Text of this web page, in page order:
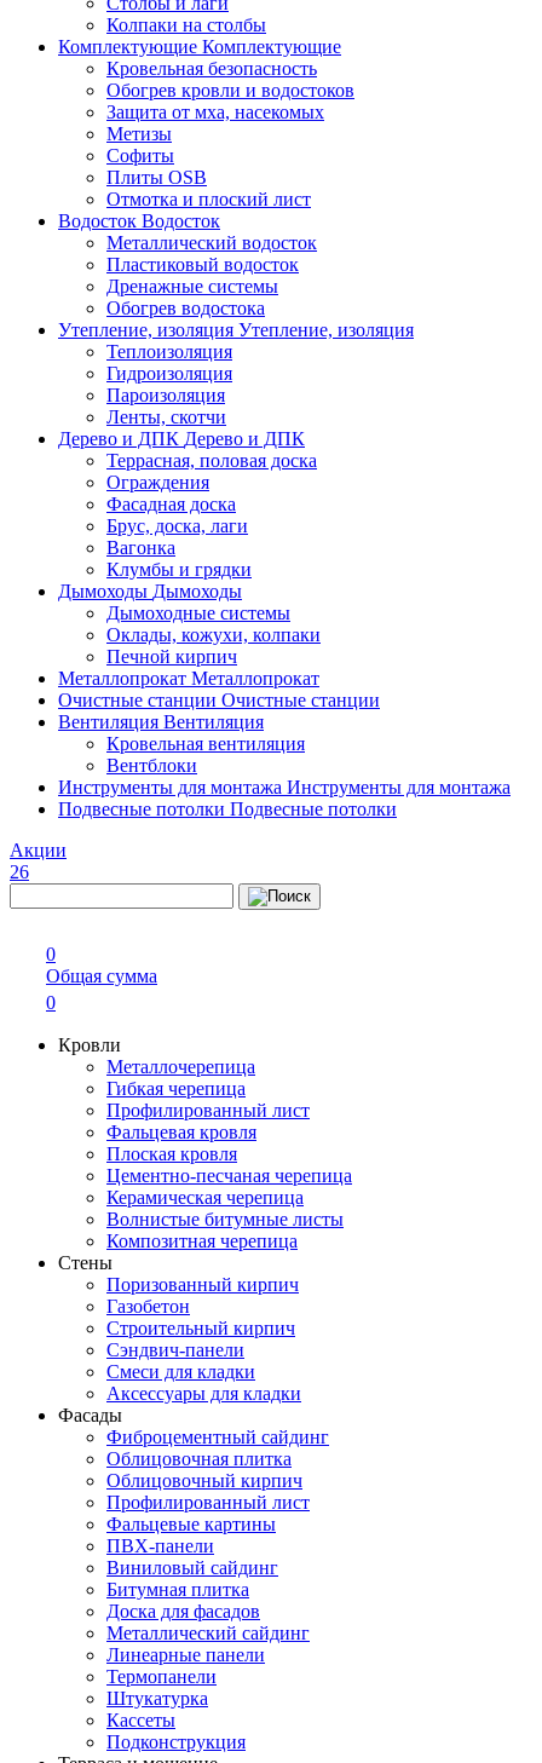
Колпаки на столбы
Комплектующие Комплектующие
Кровельная безопасность
Обогрев кровли и водостоков
Защита от мха, насекомых
Метизы
Софиты
Плиты OSB
Отмотка и плоский лист
Водосток Водосток
Металлический водосток
Пластиковый водосток
Дренажные системы
Обогрев водостока
Утепление, изоляция Утепление, изоляция
Теплоизоляция
Гидроизоляция
Пароизоляция
Ленты, скотчи
Дерево и ДПК Дерево и ДПК
Террасная, половая доска
Ограждения
Фасадная доска
Брус, доска, лаги
Вагонка
Клумбы и грядки
Дымоходы Дымоходы
Дымоходные системы
Оклады, кожухи, колпаки
Печной кирпич
Металлопрокат Металлопрокат
Очистные станции Очистные станции
Вентиляция Вентиляция
Кровельная вентиляция
Вентблоки
Инструменты для монтажа Инструменты для монтажа
Подвесные потолки Подвесные потолки
Акции
26
0
Общая сумма
0
Кровли
Металлочерепица
Гибкая черепица
Профилированный лист
Фальцевая кровля
Плоская кровля
Цементно-песчаная черепица
Керамическая черепица
Волнистые битумные листы
Композитная черепица
Стены
Поризованный кирпич
Газобетон
Строительный кирпич
Сэндвич-панели
Смеси для кладки
Аксессуары для кладки
Фасады
Фиброцементный сайдинг
Облицовочная плитка
Облицовочный кирпич
Профилированный лист
Фальцевые картины
ПВХ-панели
Виниловый сайдинг
Битумная плитка
Доска для фасадов
Металлический сайдинг
Линеарные панели
Термопанели
Штукатурка
Кассеты
Подконструкция